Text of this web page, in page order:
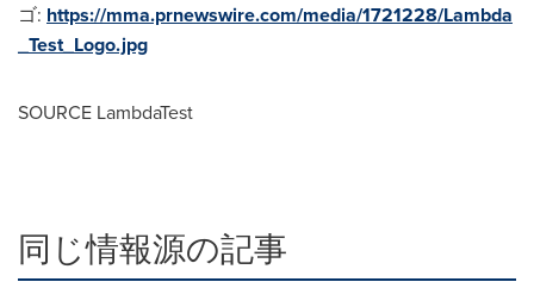
ゴ: https://mma.prnewswire.com/media/1721228/Lambda
_Test_Logo.jpg
SOURCE LambdaTest
同じ情報源の記事